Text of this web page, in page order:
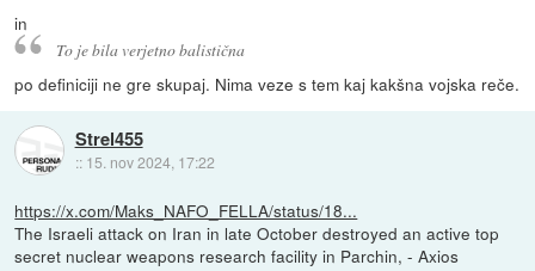
in
To je bila verjetno balistična
po definiciji ne gre skupaj. Nima veze s tem kaj kakšna vojska reče.
Strel455
:: 15. nov 2024, 17:22
https://x.com/Maks_NAFO_FELLA/status/18...
The Israeli attack on Iran in late October destroyed an active top
secret nuclear weapons research facility in Parchin, - Axios